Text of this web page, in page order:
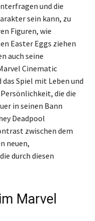
und die
sein kann, zu
Figuren, wie
Easter Eggs ziehen
auch seine
Cinematic
Spiel mit Leben und
die die
in seinen Bann
Deadpool
zwischen dem
neuen,
durch diesen
Marvel